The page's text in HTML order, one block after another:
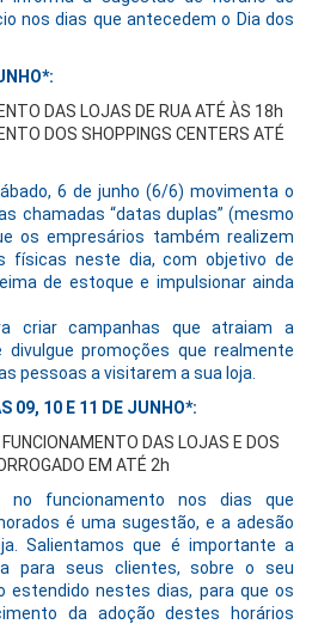
nos dias que antecedem o Dia dos
DAS LOJAS DE RUA ATÉ ÀS 18h
DOS SHOPPINGS CENTERS ATÉ
6 de junho (6/6) movimenta o
chamadas “datas duplas” (mesmo
os empresários também realizem
físicas neste dia, com objetivo de
de estoque e impulsionar ainda
criar campanhas que atraiam a
promoções que realmente
pessoas a visitarem a sua loja.
09, 10 E 11 DE JUNHO*:
DAS LOJAS E DOS
EM ATÉ 2h
funcionamento nos dias que
é uma sugestão, e a adesão
Salientamos que é importante a
para seus clientes, sobre o seu
estendido nestes dias, para que os
da adoção destes horários